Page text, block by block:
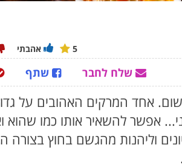
אהבתי 5
שתף שלח לחבר
אחד המרקים האהובים על
אפשר להשאיר אותו כמו שהוא
וליהנות מהגשם בחוץ בצורה